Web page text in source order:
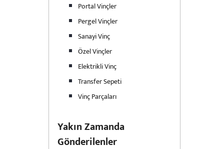
Portal Vinçler
Pergel Vinçler
Sanayi Vinç
Özel Vinçler
Elektrikli Vinç
Transfer Sepeti
Vinç Parçaları
Yakın Zamanda
Gönderilenler